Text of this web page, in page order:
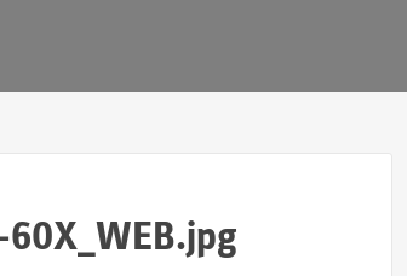
60X_WEB.jpg